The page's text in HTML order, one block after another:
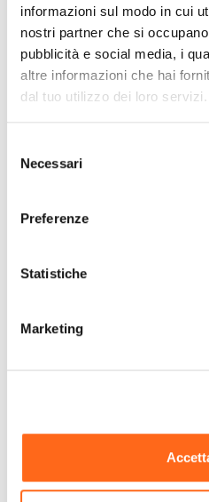
informazioni sul modo in cui
nostri partner che si
pubblicità e social media, i
altre informazioni che hai
dal tuo utilizzo dei loro servizi.
delNecessari
Preferenze
Statistiche
Marketing
Sei Interessato A
Richiedi